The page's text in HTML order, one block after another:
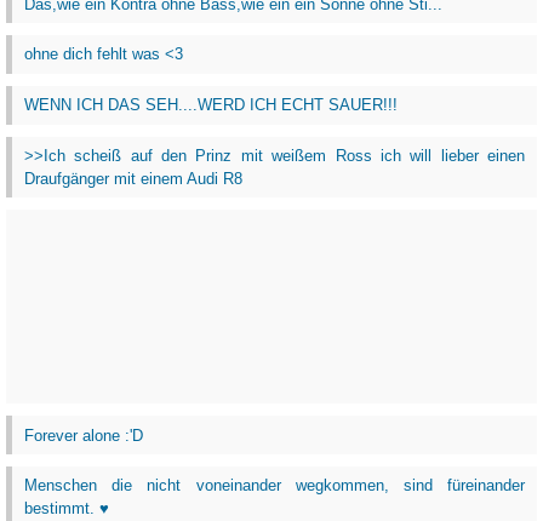
Das,wie ein Kontra ohne Bass,wie ein ein Sonne ohne Sti...
ohne dich fehlt was <3
WENN ICH DAS SEH....WERD ICH ECHT SAUER!!!
>>Ich scheiß auf den Prinz mit weißem Ross ich will lieber einen
Draufgänger mit einem Audi R8
Forever alone :'D
Menschen die nicht voneinander wegkommen, sind füreinander
bestimmt. ♥